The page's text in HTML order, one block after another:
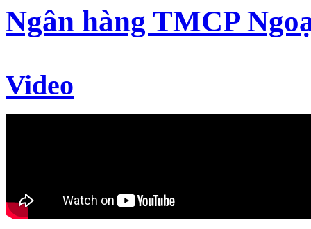
Ngân hàng TMCP
Video